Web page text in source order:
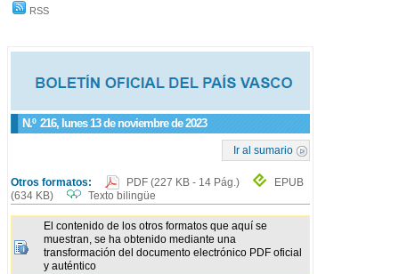
RSS
N.º 216, lunes 13 de noviembre de 2023
Ir al sumario
Otros formatos: PDF (227 KB - 14 Pág.)
EPUB
(634 KB)
Texto bilingüe
El contenido de los otros formatos que aquí se
muestran, se ha obtenido mediante una
transformación del documento electrónico PDF oficial
y auténtico